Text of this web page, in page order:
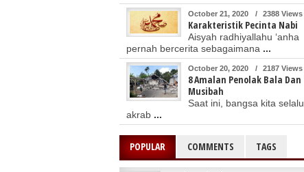
October 21, 2020 / 2388 Views
Karakteristik Pecinta Nabi
Aisyah radhiyallahu ‘anha
pernah bercerita sebagaimana ...
October 20, 2020 / 2187 Views
8 Amalan Penolak Bala Dan
Musibah
Saat ini, bangsa kita selalu
akrab ...
POPULAR COMMENTS TAGS